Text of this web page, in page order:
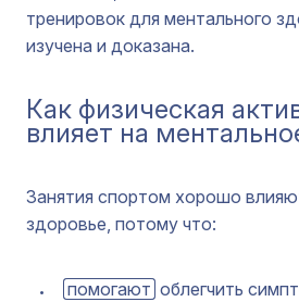
тренировок для ментального
изучена и доказана.
Как физическая
влияет на
Занятия спортом хорошо
здоровье, потому что:
помогают облегчить